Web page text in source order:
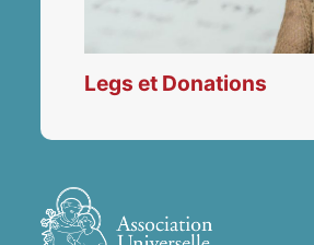
Legs et Donations